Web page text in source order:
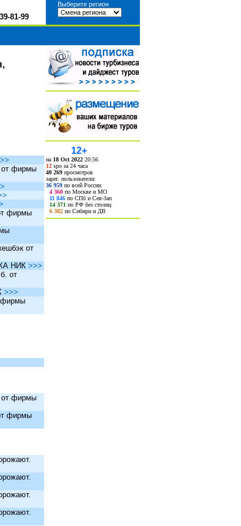
81-99
Выберите регион
от фирмы
фирмы
от
НИК >>>
от
>>>
фирмы
от фирмы
фирмы
12+
на 18 Oct 2022 20:56
12 spo за 24 часа
40 269 просмотров
зарег. пользователи:
36 959 по всей России
4 360 по Москве и МО
11 846 по СПб и Сев-Зап
14 371 по РФ без столиц
6 382 по Сибири и ДВ